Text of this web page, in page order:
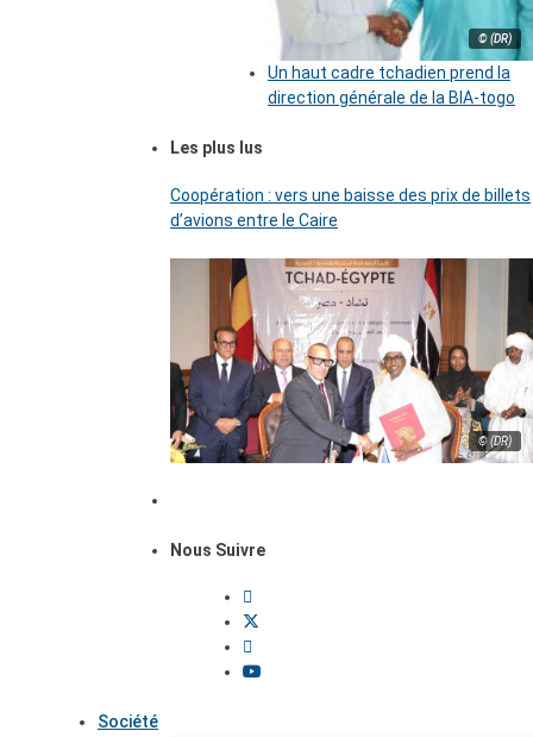
© (DR)
Un haut cadre tchadien prend la
direction générale de la BIA-togo
Les plus lus
Coopération : vers une baisse des prix de billets
d’avions entre le Caire
© (DR)
Nous Suivre
Société